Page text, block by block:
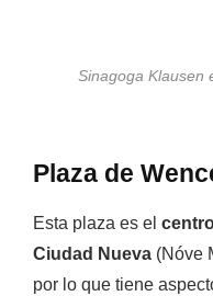
Sinagoga Klausen
Plaza de
Esta plaza es el
Ciudad Nueva (Nóve
por lo que tiene